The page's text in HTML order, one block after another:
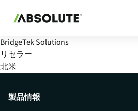
BridgeTek Solutions
リセラー
北米
製品情報